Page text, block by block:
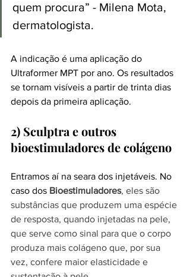
quem procura” - Milena Mota,
dermatologista.
A indicação é uma aplicação do
Ultraformer MPT por ano. Os resultados
se tornam visíveis a partir de trinta dias
depois da primeira aplicação.
2) Sculptra e outros
bioestimuladores de colágeno
Entramos aí na seara dos injetáveis. No
caso dos Bioestimuladores, eles são
substâncias que produzem uma espécie
de resposta, quando injetadas na pele,
que serve como sinal para que o corpo
produza mais colágeno que, por sua
vez, confere maior elasticidade e